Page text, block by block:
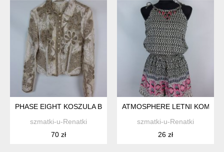
PHASE EIGHT KOSZULA BLUZKA Z SIATECZKI Z APLIKACJAMI
szmatki-u-Renatki
70 zł
ATMOSPHERE LETNI
szmatki-u-Renatki
26 zł